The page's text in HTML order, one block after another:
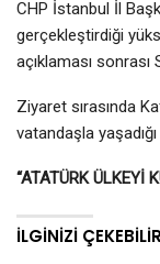
CHP İstanbul İl
gerçekleştirdiği
açıklaması
Ziyaret sırasında
vatandaşla
“ATATÜRK ÜLKEYİ
İLGINIZI ÇEKEBILIR